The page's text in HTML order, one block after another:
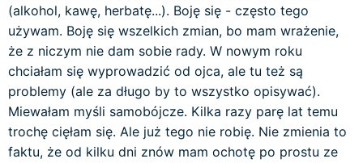
(alkohol, kawę, herbatę...). Boję się - często tego
używam. Boję się wszelkich zmian, bo mam wrażenie,
że z niczym nie dam sobie rady. W nowym roku
chciałam się wyprowadzić od ojca, ale tu też są
problemy (ale za długo by to wszystko opisywać).
Miewałam myśli samobójcze. Kilka razy parę lat temu
trochę cięłam się. Ale już tego nie robię. Nie zmienia to
faktu, że od kilku dni znów mam ochotę po prostu ze